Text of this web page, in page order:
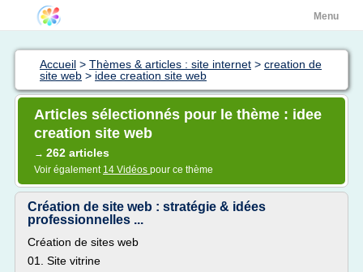
Menu
Accueil > Thèmes & articles : site internet > creation de
site web > idee creation site web
Articles sélectionnés pour le thème : idee
creation site web
→ 262 articles
Voir également 14 Vidéos pour ce thème
Création de site web : stratégie & idées
professionnelles ...
Création de sites web
01. Site vitrine